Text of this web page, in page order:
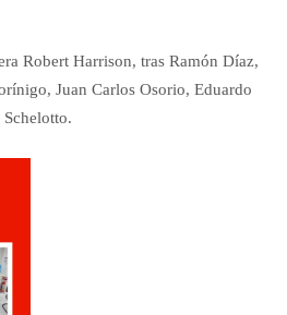
Robert Harrison, tras Ramón Díaz,
Juan Carlos Osorio, Eduardo